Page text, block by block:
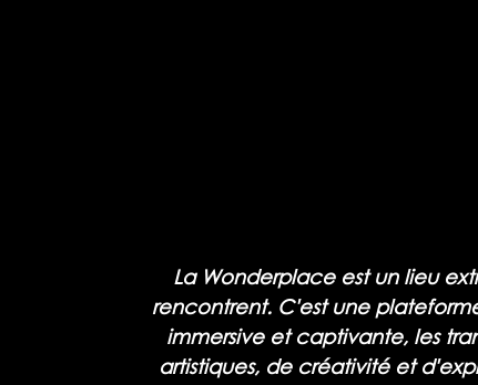
La Wonderplace est un lieu
rencontrent. C'est une
immersive et captivante, les
artistiques, de créativité et